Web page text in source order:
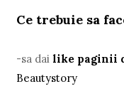
Ce trebuie sa
-sa dailike paginii
Beautystory